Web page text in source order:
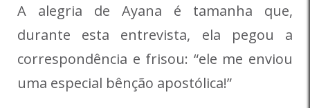
A alegria de Ayana é tamanha que,
durante esta entrevista, ela pegou a
correspondência e frisou: “ele me enviou
uma especial bênção apostólica!”